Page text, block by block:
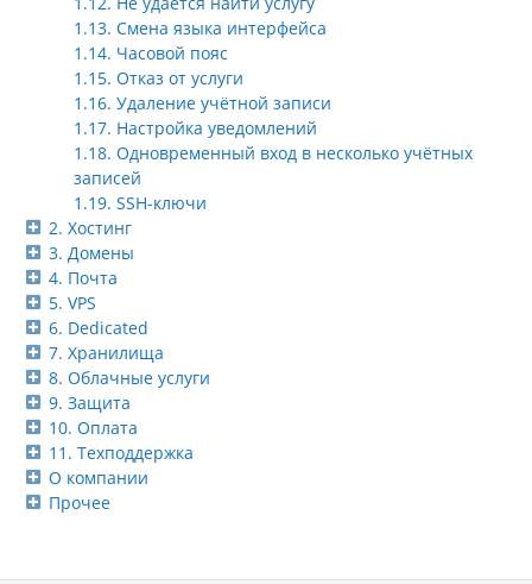
1.13. Смена языка интерфейса
1.14. Часовой пояс
1.15. Отказ от услуги
1.16. Удаление учётной записи
1.17. Настройка уведомлений
1.18. Одновременный вход в несколько учётных
записей
1.19. SSH-ключи
2. Хостинг
3. Домены
4. Почта
5. VPS
6. Dedicated
7. Хранилища
8. Облачные услуги
9. Защита
10. Оплата
11. Техподдержка
О компании
Прочее